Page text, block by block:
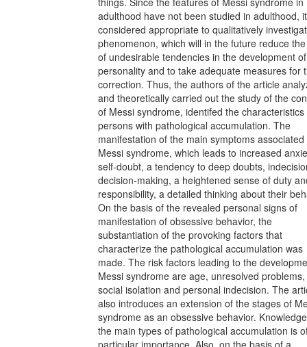
adulthood have not been studied in adulthood,
considered appropriate to qualitatively
phenomenon, which will in the future reduce
of undesirable tendencies in the development of
personality and to take adequate measures for
correction. Thus, the authors of the article
and theoretically carried out the study of the
of Messi syndrome, identifed the characteristics
persons with pathological accumulation. The
manifestation of the main symptoms associated
Messi syndrome, which leads to increased
self-doubt, a tendency to deep doubts,
decision-making, a heightened sense of duty
responsibility, a detailed thinking about their
On the basis of the revealed personal signs of
manifestation of obsessive behavior, the
substantiation of the provoking factors that
characterize the pathological accumulation was
made. The risk factors leading to the
Messi syndrome are age, unresolved problems,
social isolation and personal indecision. The
also introduces an extension of the stages of
syndrome as an obsessive behavior.
the main types of pathological accumulation is
particular importance. Also, on the basis of a